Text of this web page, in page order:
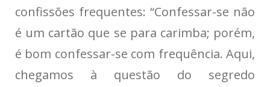
confissões frequentes: “Confessar-se não
é um cartão que se para carimba; porém,
é bom confessar-se com frequência. Aqui,
chegamos à questão do segredo